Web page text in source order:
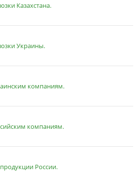
Казахстана.
Украины.
компаниям.
компаниям.
России.